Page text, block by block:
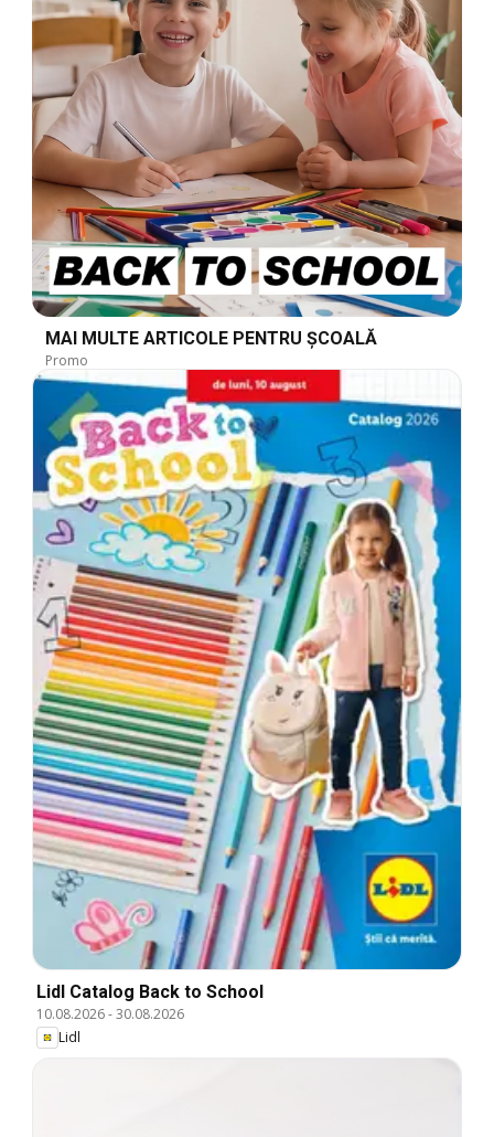
MAI MULTE ARTICOLE PENTRU ȘCOALĂ
Promo
Lidl Catalog Back to School
10.08.2026-30.08.2026
Lidl